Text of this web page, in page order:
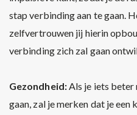
stap verbinding aan te gaan.
zelfvertrouwen jij hierin
verbinding zich zal gaan
Gezondheid:Als je iets
gaan, zal je merken dat je